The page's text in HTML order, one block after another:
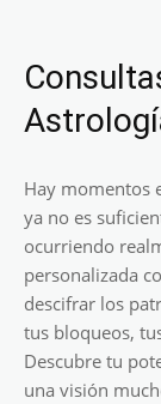
Hay momentos
ya no es
ocurriendo
personalizada
descifrar los
tus bloqueos,
Descubre tu
una visión